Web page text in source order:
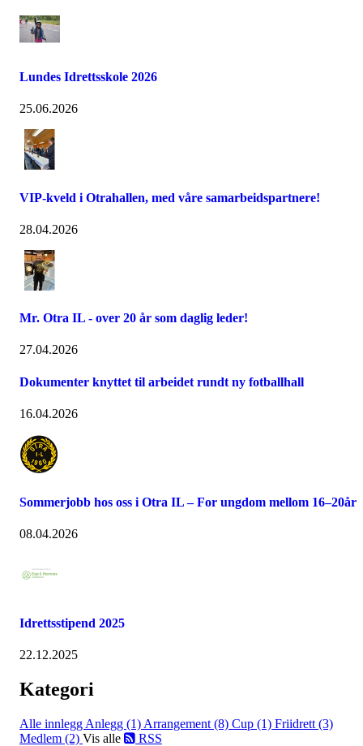
Lundes Idrettsskole 2026
25.06.2026
VIP-kveld i Otrahallen, med våre samarbeidspartnere!
28.04.2026
Mr. Otra IL - over 20 år som daglig leder!
27.04.2026
Dokumenter knyttet til arbeidet rundt ny fotballhall
16.04.2026
Sommerjobb hos oss i Otra IL – For ungdom mellom 16–20år
08.04.2026
Idrettsstipend 2025
22.12.2025
Kategori
Alle innlegg Anlegg (1) Arrangement (8) Cup (1) Friidrett (3)
Medlem (2) Vis alle RSS